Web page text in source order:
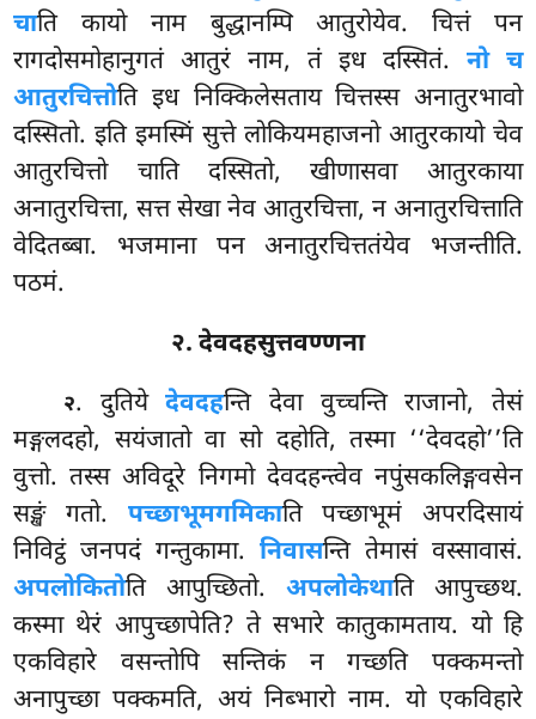
चाति कायो नाम बुद्धानम्पि आतुरोयेव. चित्तं पन
रागदोसमोहानुगतं आतुरं नाम, तं इध दस्सितं. नो च
आतुरचित्तोति इध निक्किलेसताय चित्तस्स अनातुरभावो
दस्सितो. इति इमस्मिं सुत्ते लोकियमहाजनो आतुरकायो चेव
आतुरचित्तो चाति दस्सितो, खीणासवा आतुरकाया
अनातुरचित्ता, सत्त सेखा नेव आतुरचित्ता, न अनातुरचित्ताति
वेदितब्बा. भजमाना पन अनातुरचित्ततंयेव भजन्तीति.
पठमं.
२. देवदहसुत्तवण्णना
२. दुतियेदेवदहन्ति देवा वुच्चन्ति राजानो, तेसं
मङ्गलदहो, सयंजातो वा सो दहोति, तस्मा ‘‘देवदहो’’ति
वुत्तो. तस्स अविदूरे निगमो देवदहन्त्वेव नपुंसकलिङ्गवसेन
सङ्खं गतो. पच्छाभूमगमिकाति पच्छाभूमं अपरदिसायं
निविट्ठं जनपदं गन्तुकामा. निवासन्ति तेमासं वस्सावासं.
अपलोकितोति आपुच्छितो. अपलोकेथाति आपुच्छथ.
कस्मा थेरं आपुच्छापेति? ते सभारे कातुकामताय. यो हि
एकविहारे वसन्तोपि सन्तिकं न गच्छति पक्कमन्तो
अनापुच्छा पक्कमति, अयं निब्भारो नाम. यो एकविहारे